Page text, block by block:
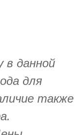
в данной
для
также